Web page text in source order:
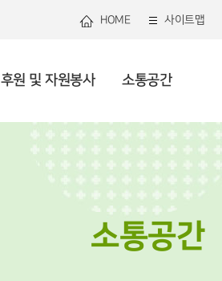
HOME
사이트맵
미션 및 비전
셔틀버스
건강생활지원
사회참여 및 권익증진
사업안내
사업소개
후원 및 자원봉사 소통공간
복지소식
소통공간